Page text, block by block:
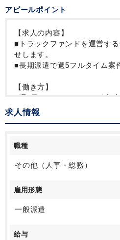
アピールポイント
【求人の内容】
■トラックファンドを運営す
せします。
■長期派遣で週5フルタイム案
【働き方】
■週5日10：00～18：00が定時
【企業の特徴】
■広々としたオフィスで就業
休憩室も完備しています。
求人情報
職種
その他（人事・総務）
雇用形態
一般派遣
給与